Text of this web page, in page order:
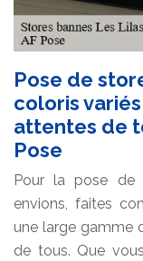
Pose de
coloris
attentes de
Pose
Pour la pose de
envions, faites
une large gamme
de tous. Que